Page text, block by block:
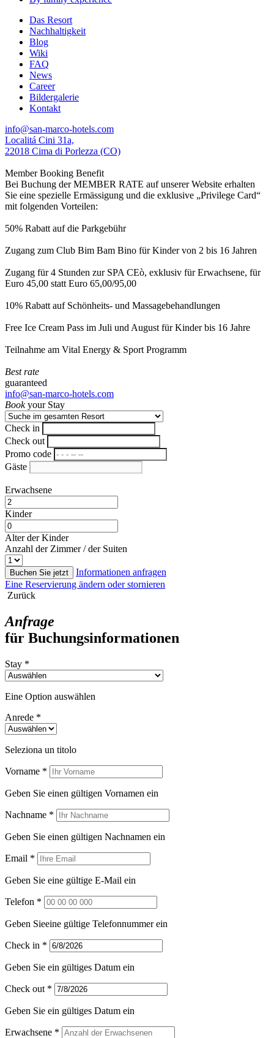
Das Resort
Nachhaltigkeit
Blog
Wiki
FAQ
News
Career
Bildergalerie
Kontakt
info@san-marco-hotels.com
Localitá Cini 31a,
22018 Cima di Porlezza (CO)
Member Booking Benefit
Bei Buchung der MEMBER RATE auf unserer Website erhalten
Sie eine spezielle Ermässigung und die exklusive „Privilege Card“
mit folgenden Vorteilen:
50% Rabatt auf die Parkgebühr
Zugang zum Club Bim Bam Bino für Kinder von 2 bis 16 Jahren
Zugang für 4 Stunden zur SPA CEò, exklusiv für Erwachsene, für
Euro 45,00 statt Euro 65,00/95,00
10% Rabatt auf Schönheits- und Massagebehandlungen
Free Ice Cream Pass im Juli und August für Kinder bis 16 Jahre
Teilnahme am Vital Energy & Sport Programm
Best rate
guaranteed
info@san-marco-hotels.com
Bookyour Stay
Check in
Check out
Promo code
Gäste
Erwachsene
Kinder
Alter der Kinder
Anzahl der Zimmer / der Suiten
Buchen Sie jetzt
Informationen anfragen
Eine Reservierung ändern oder stornieren
Zurück
Anfrage
für Buchungsinformationen
Stay *
Eine Option auswählen
Anrede *
Seleziona un titolo
Vorname *
Geben Sie einen gültigen Vornamen ein
Nachname *
Geben Sie einen gültigen Nachnamen ein
Email *
Geben Sie eine gültige E-Mail ein
Telefon *
Geben Sieeine gültige Telefonnummer ein
Check in *
Geben Sie ein gültiges Datum ein
Check out *
Geben Sie ein gültiges Datum ein
Erwachsene *